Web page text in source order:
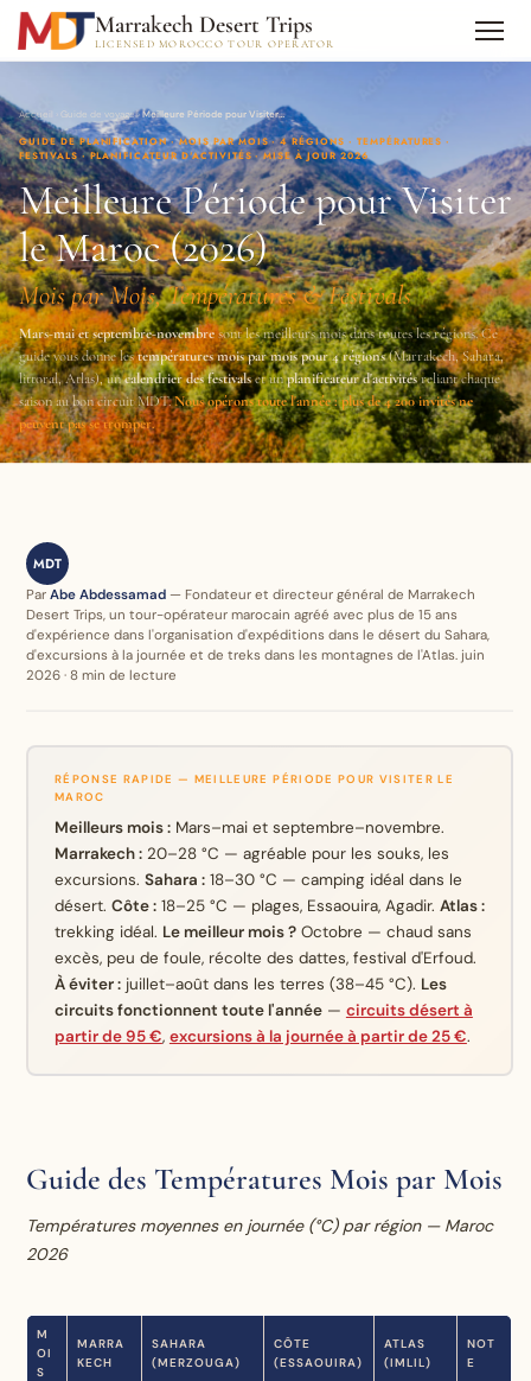
Marrakech Desert Trips
LICENSED MOROCCO TOUR OPERATOR
Accueil Guide de voyage › Meilleure Période pour Visiter…
GUIDE DE PLANIFICATION · MOIS PAR MOIS · 4 RÉGIONS · TEMPÉRATURES ·
FESTIVALS · PLANIFICATEUR D'ACTIVITÉS · MISE À JOUR 2026
Meilleure Période pour Visiter
le Maroc (2026)
Mois par Mois, Températures & Festivals
Mars-mai et septembre-novembresont les meilleurs mois dans toutes les régions. Ce
guide vous donne lestempératures mois par mois pour 4 régions(Marrakech, Sahara,
littoral, Atlas), uncalendrier des festivalset unplanificateur d'activitésreliant chaque
saison au bon circuit MDT.Nous opérons toute l'année : plus de 4 200 invités ne
peuvent pas se tromper.
MDT
ParAbe Abdessamad — Fondateur et directeur général de Marrakech
Desert Trips, un tour-opérateur marocain agréé avec plus de 15 ans
d'expérience dans l'organisation d'expéditions dans le désert du Sahara,
d'excursions à la journée et de treks dans les montagnes de l'Atlas. juin
2026 · 8 min de lecture
RÉPONSE RAPIDE — MEILLEURE PÉRIODE POUR VISITER LE
MAROC
Meilleurs mois :Mars–mai et septembre–novembre.
Marrakech :20–28 °C — agréable pour les souks, les
excursions. Sahara :18–30 °C — camping idéal dans le
désert. Côte :18–25 °C — plages, Essaouira, Agadir. Atlas :
trekking idéal. Le meilleur mois ?Octobre — chaud sans
excès, peu de foule, récolte des dattes, festival d'Erfoud.
À éviter :juillet–août dans les terres (38–45 °C). Les
circuits fonctionnent toute l'année— circuits désert à
partir de 95 €, excursions à la journée à partir de 25 €.
Guide des Températures Mois par Mois
Températures moyennes en journée (°C) par région — Maroc
2026
M
OI
S
MARRA
KECH
SAHARA
(MERZOUGA)
CÔTE
(ESSAOUIRA)
ATLAS
(IMLIL)
NOT
E